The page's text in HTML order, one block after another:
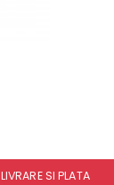
LIVRARE SI PLATA